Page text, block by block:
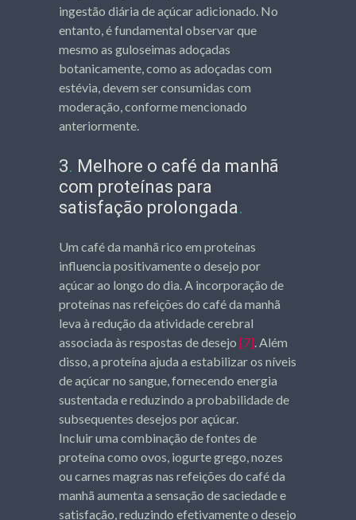
ingestão diária de açúcar adicionado. No
entanto, é fundamental observar que
mesmo as guloseimas adoçadas
botanicamente, como as adoçadas com
estévia, devem ser consumidas com
moderação, conforme mencionado
anteriormente.
3. Melhore o café da manhã
com proteínas para
satisfação prolongada.
Um café da manhã rico em proteínas
influencia positivamente o desejo por
açúcar ao longo do dia. A incorporação de
proteínas nas refeições do café da manhã
leva à redução da atividade cerebral
associada às respostas de desejo [7]. Além
disso, a proteína ajuda a estabilizar os níveis
de açúcar no sangue, fornecendo energia
sustentada e reduzindo a probabilidade de
subsequentes desejos por açúcar.
Incluir uma combinação de fontes de
proteína como ovos, iogurte grego, nozes
ou carnes magras nas refeições do café da
manhã aumenta a sensação de saciedade e
satisfação, reduzindo efetivamente o desejo